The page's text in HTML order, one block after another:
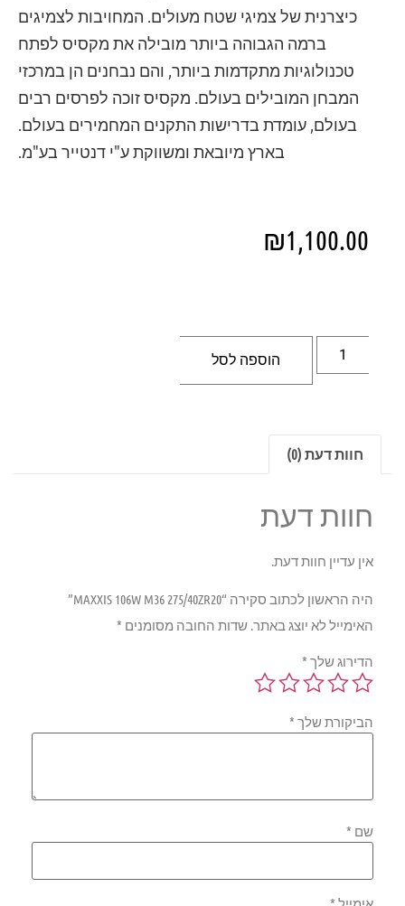
כיצרנית של צמיגי שטח מעולים. המחויבות לצמיגים
ברמה הגבוהה ביותר מובילה את מקסיס לפתח
טכנולוגיות מתקדמות ביותר, והם נבחנים הן במרכזי
המבחן המובילים בעולם. מקסיס זוכה לפרסים רבים
בעולם, עומדת בדרישות התקנים המחמירים בעולם.
בארץ מיובאת ומשווקת ע"י דנטייר בע"מ.
₪1,100.00
הוספה לסל
חוות דעת (0)
חוות דעת
אין עדיין חוות דעת.
היה הראשון לכתוב סקירה “MAXXIS 106W M36 275/40ZR20”
האימייל לא יוצג באתר.שדות החובה מסומנים*
הדירוג שלך*
הביקורת שלך*
שם*